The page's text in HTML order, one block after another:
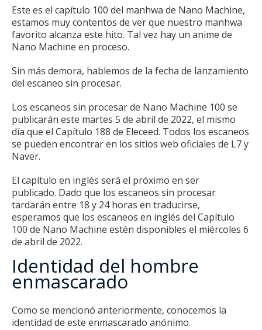
Este es el capítulo 100 del manhwa de Nano Machine,
estamos muy contentos de ver que nuestro manhwa
favorito alcanza este hito. Tal vez hay un anime de
Nano Machine en proceso.
Sin más demora, hablemos de la fecha de lanzamiento
del escaneo sin procesar.
Los escaneos sin procesar de Nano Machine 100 se
publicarán este martes 5 de abril de 2022, el mismo
día que el Capítulo 188 de Eleceed. Todos los escaneos
se pueden encontrar en los sitios web oficiales de L7 y
Naver.
El capítulo en inglés será el próximo en ser
publicado. Dado que los escaneos sin procesar
tardarán entre 18 y 24 horas en traducirse,
esperamos que los escaneos en inglés del Capítulo
100 de Nano Machine estén disponibles el miércoles 6
de abril de 2022.
Identidad del hombre
enmascarado
Como se mencionó anteriormente, conocemos la
identidad de este enmascarado anónimo.